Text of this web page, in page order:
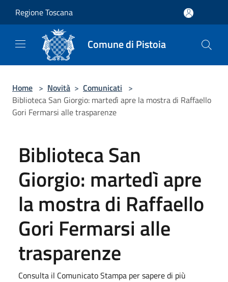
Regione Toscana
Comune di Pistoia
Home > Novità > Comunicati >
Biblioteca San Giorgio: martedì apre la mostra di Raffaello
Gori Fermarsi alle trasparenze
Biblioteca San
Giorgio: martedì apre
la mostra di Raffaello
Gori Fermarsi alle
trasparenze
Consulta il Comunicato Stampa per sapere di più